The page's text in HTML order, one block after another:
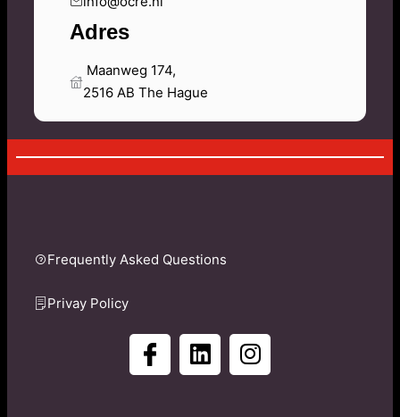
Adres
Maanweg 174,
2516 AB The Hague
Frequently Asked Questions
Privay Policy